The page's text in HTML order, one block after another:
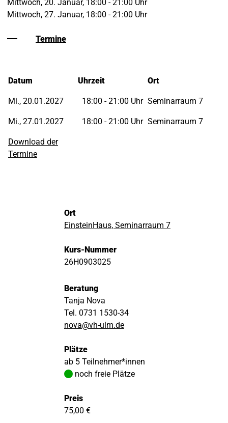
Mittwoch, 20. Januar, 18:00 - 21:00 Uhr
Mittwoch, 27. Januar, 18:00 - 21:00 Uhr
Termine
Datum Uhrzeit Ort
Mi., 20.01.2027 18:00 - 21:00 Uhr Seminarraum 7
Mi., 27.01.2027 18:00 - 21:00 Uhr Seminarraum 7
Download der
Termine
Ort
EinsteinHaus, Seminarraum 7
Kurs-Nummer
26H0903025
Beratung
Tanja Nova
Tel. 0731 1530-34
nova@vh-ulm.de
Plätze
ab 5 Teilnehmer*innen
noch freie Plätze
Preis
75,00 €